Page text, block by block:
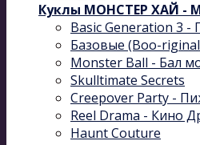
Куклы МОНСТЕР ХАЙ -
Basic Generation 3 -
Базовые (Boo-
Monster Ball - Бал
Skulltimate Secrets
Creepover Party -
Reel Drama - Кино
Haunt Couture